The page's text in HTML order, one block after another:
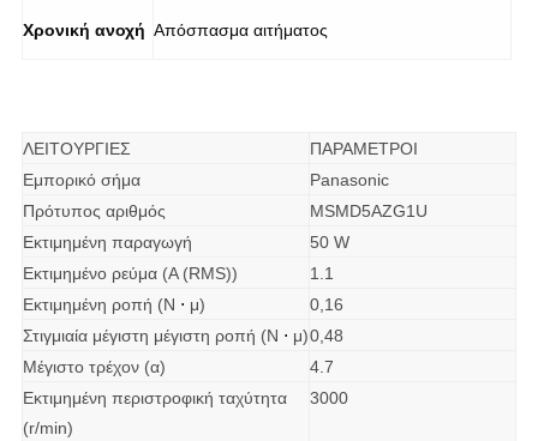
Χρονική ανοχή Απόσπασμα αιτήματος
ΛΕΙΤΟΥΡΓΙΕΣ
ΠΑΡΑΜΕΤΡΟΙ
Εμπορικό σήμα
Panasonic
Πρότυπος αριθμός
MSMD5AZG1U
Εκτιμημένη παραγωγή
50 W
Εκτιμημένο ρεύμα (Α (RMS))
1.1
Εκτιμημένη ροπή (Ν ⋅ μ)
0,16
Στιγμιαία μέγιστη μέγιστη ροπή (Ν ⋅ μ)0,48
Μέγιστο τρέχον (α)
4.7
Εκτιμημένη περιστροφική ταχύτητα
(r/min)
3000